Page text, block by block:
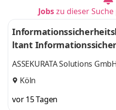
Jobszu dieser
ltant
kt DORA, ISMS, BCM
ASSEKURATA Solutions
Köln
vor 15 Tagen